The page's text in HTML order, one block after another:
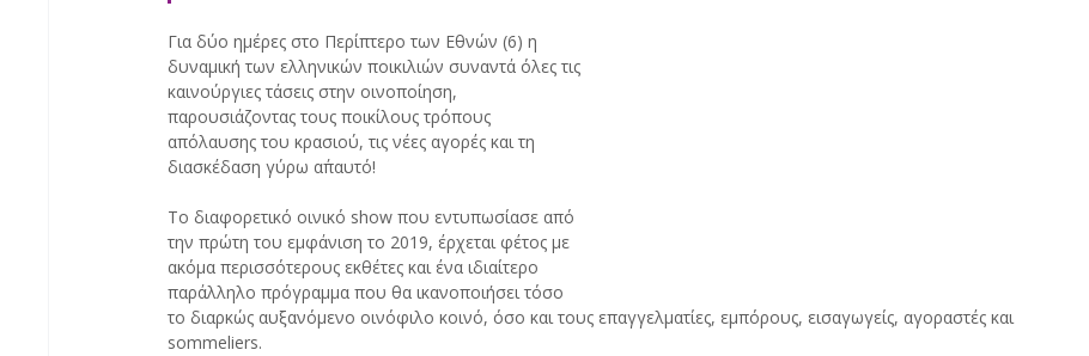
Για δύο ημέρες στο Περίπτερο των Εθνών (6) η
δυναμική των ελληνικών ποικιλιών συναντά όλες τις
καινούργιες τάσεις στην οινοποίηση,
παρουσιάζοντας τους ποικίλους τρόπους
απόλαυσης του κρασιού, τις νέες αγορές και τη
διασκέδαση γύρω απ΄αυτό!
Το διαφορετικό οινικό show που εντυπωσίασε από
την πρώτη του εμφάνιση το 2019, έρχεται φέτος με
ακόμα περισσότερους εκθέτες και ένα ιδιαίτερο
παράλληλο πρόγραμμα που θα ικανοποιήσει τόσο
το διαρκώς αυξανόμενο οινόφιλο κοινό, όσο και τους επαγγελματίες, εμπόρους, εισαγωγείς, αγοραστές και
sommeliers.